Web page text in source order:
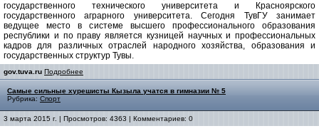
государственного технического университета и Красноярского
государственного аграрного университета. Сегодня ТувГУ занимает
ведущее место в системе высшего профессионального образования
республики и по праву является кузницей научных и профессиональных
кадров для различных отраслей народного хозяйства, образования и
государственных структур Тувы.
gov.tuva.ru Подробнее
Самые сильные хурешисты Кызыла учатся в гимназии № 5
Рубрика: Спорт
3 марта 2015 г. | Просмотров: 4363 | Комментариев: 0